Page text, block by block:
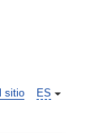
ES
sitio